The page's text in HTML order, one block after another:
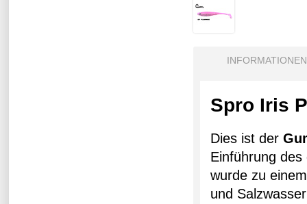
INFORMATIONEN
Spro Iris
Dies ist der
Einführung
wurde zu
und